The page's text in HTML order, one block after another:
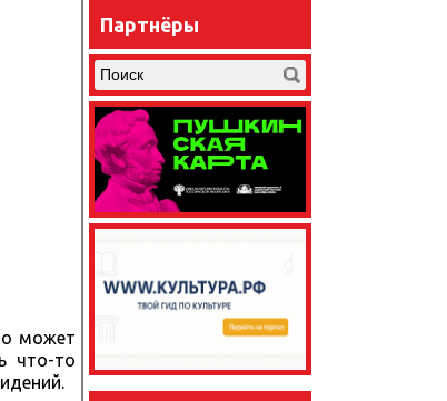
может
что-то
Партнёры